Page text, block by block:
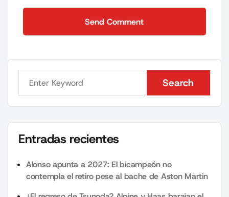
Send Comment
Search
Search
Entradas recientes
Alonso apunta a 2027: El bicampeón no
contempla el retiro pese al bache de Aston Martin